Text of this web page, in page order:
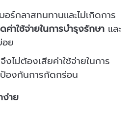
อร์กลาสทนทานและไม่เกิดการ
ค่าใช้จ่ายในการบำรุงรักษา และ
อย
ไม่ต้องเสียค่าใช้จ่ายในการ
องกันการกัดกร่อน
าย